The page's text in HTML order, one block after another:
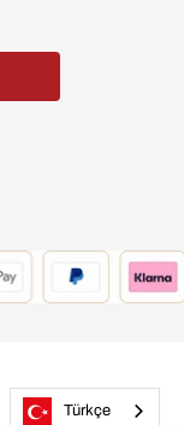
Türkçe